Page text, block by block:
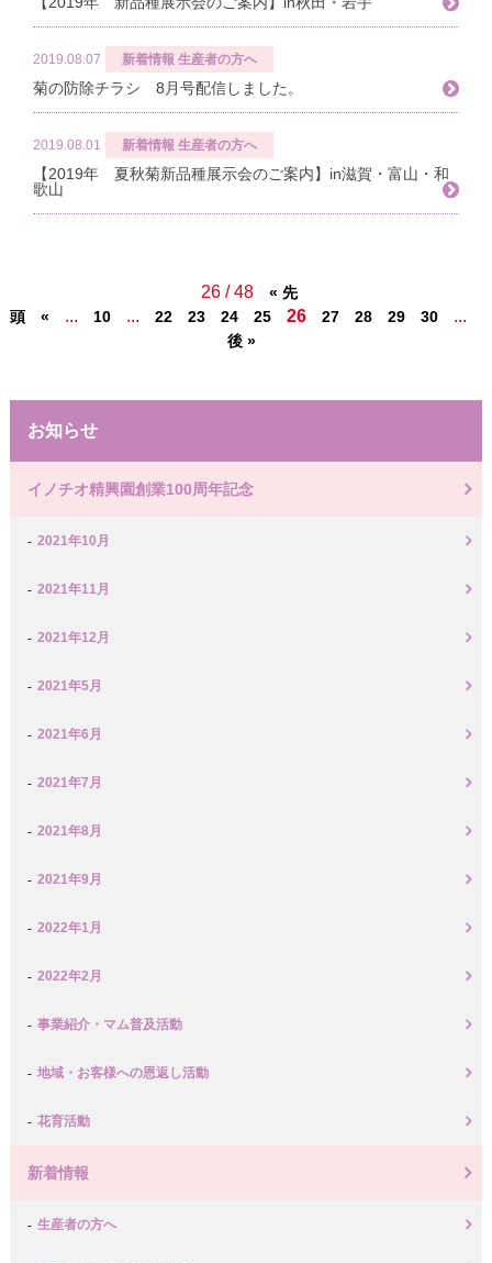
2019.08.07 新着情報 生産者の方へ
菊の防除チラシ 8月号配信しました。
2019.08.01 新着情報 生産者の方へ
【2019年 夏秋菊新品種展示会のご案内】in滋賀・富山・和
歌山
26 / 48
« 先
頭
« ... 10 ... 22 23 24 25 26 27 28 29 30 ...
後 »
お知らせ
イノチオ精興園創業100周年記念
2021年10月
2021年11月
2021年12月
2021年5月
2021年6月
2021年7月
2021年8月
2021年9月
2022年1月
2022年2月
事業紹介・マム普及活動
地域・お客様への恩返し活動
花育活動
新着情報
生産者の方へ